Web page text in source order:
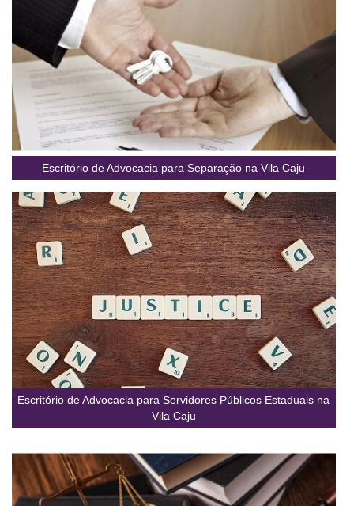
Escritório de Advocacia para Separação na Vila Caju
Escritório de Advocacia para Servidores Públicos Estaduais na
Vila Caju